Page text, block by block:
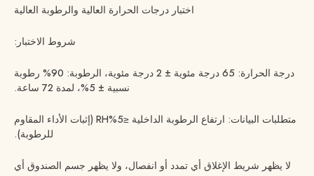
اختبار درجات الحرارة العالية والرطوبة العالية
شروط الاختبار:
درجة الحرارة: 65 درجة مئوية ± 2 درجة مئوية، الرطوبة: 90% رطوبة
نسبية ± 5%، لمدة 72 ساعة.
متطلبات البيانات: ارتفاع الرطوبة الداخلية ≤5%RH (إثبات الأداء المقاوم
للرطوبة).
لا يظهر شريط الإغلاق أي تمدد أو انفصال، ولا يظهر جسم الصندوق أي